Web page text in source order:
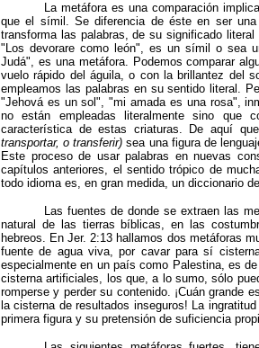
La metáfora es una comparación
que el símil. Se diferencia de éste en ser
transforma las palabras, de su significado
"Los devorare como león", es un símil o sea
Judá", es una metáfora. Podemos comparar
vuelo rápido del águila, o con la brillantez del
empleamos las palabras en su sentido literal.
"Jehová es un sol", "mi amada es una rosa",
no están empleadas literalmente sino que
característica de estas criaturas. De aquí
transportar, o transferir)sea una figura de
Este proceso de usar palabras en nuevas
capítulos anteriores, el sentido trópico de
todo idioma es, en gran medida, un diccionario
Las fuentes de donde se extraen las
natural de las tierras bíblicas, en las
hebreos. En Jer. 2:13 hallamos dos metáforas
fuente de agua viva, por cavar para sí
especialmente en un país como Palestina, es
cisterna artificiales, los que, a lo sumo, sólo
romperse y perder su contenido. ¡Cuán grande
la cisterna de resul­tados inseguros! La
primera figura y su pretensión de suficiencia